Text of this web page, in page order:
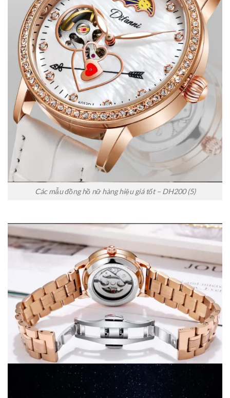
Các mẫu đồng hồ nữ hàng hiệu giá tốt – DH200 (5)